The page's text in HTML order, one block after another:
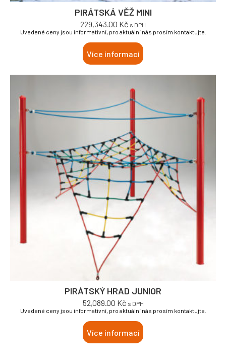
PIRÁTSKÁ VĚŽ MINI
229,343.00 Kč s DPH
Uvedené ceny jsou informativní, pro aktuální nás prosím kontaktujte.
Více informací
PIRÁTSKÝ HRAD JUNIOR
52,089.00 Kč s DPH
Uvedené ceny jsou informativní, pro aktuální nás prosím kontaktujte.
Více informací